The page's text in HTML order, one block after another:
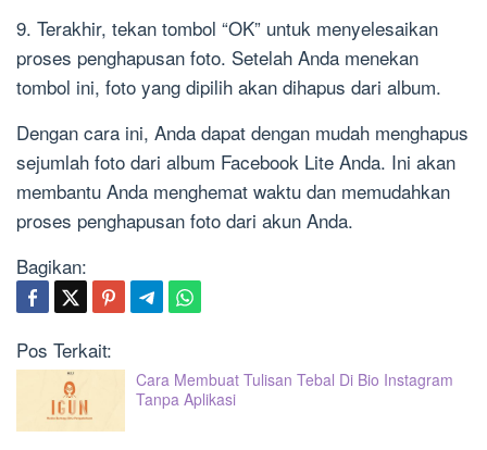
9. Terakhir, tekan tombol “OK” untuk menyelesaikan
proses penghapusan foto. Setelah Anda menekan
tombol ini, foto yang dipilih akan dihapus dari album.
Dengan cara ini, Anda dapat dengan mudah menghapus
sejumlah foto dari album Facebook Lite Anda. Ini akan
membantu Anda menghemat waktu dan memudahkan
proses penghapusan foto dari akun Anda.
Bagikan:
Pos Terkait:
Cara Membuat Tulisan Tebal Di Bio Instagram
Tanpa Aplikasi